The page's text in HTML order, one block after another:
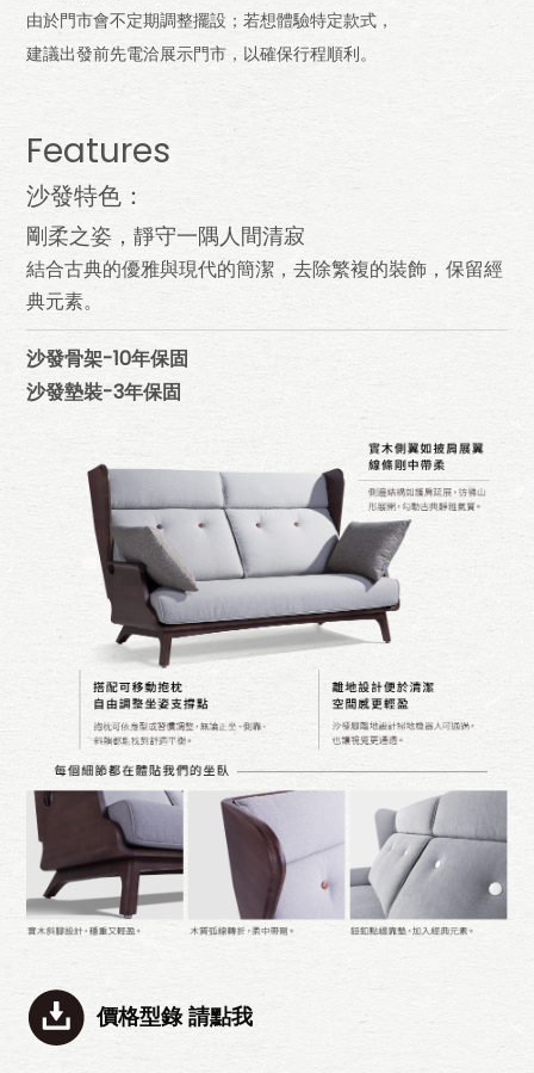
由於門市會不定期調整擺設；若想體驗特定款式，
建議出發前先電洽展示門市，以確保行程順利。
Features
沙發特色：
剛柔之姿，靜守一隅人間清寂
結合古典的優雅與現代的簡潔，去除繁複的裝飾，保留經
典元素。
沙發骨架-10年保固
沙發墊裝-3年保固
價格型錄 請點我